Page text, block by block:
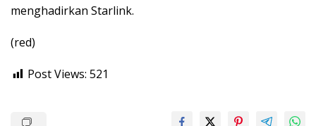
menghadirkan Starlink.
(red)
Post Views: 521